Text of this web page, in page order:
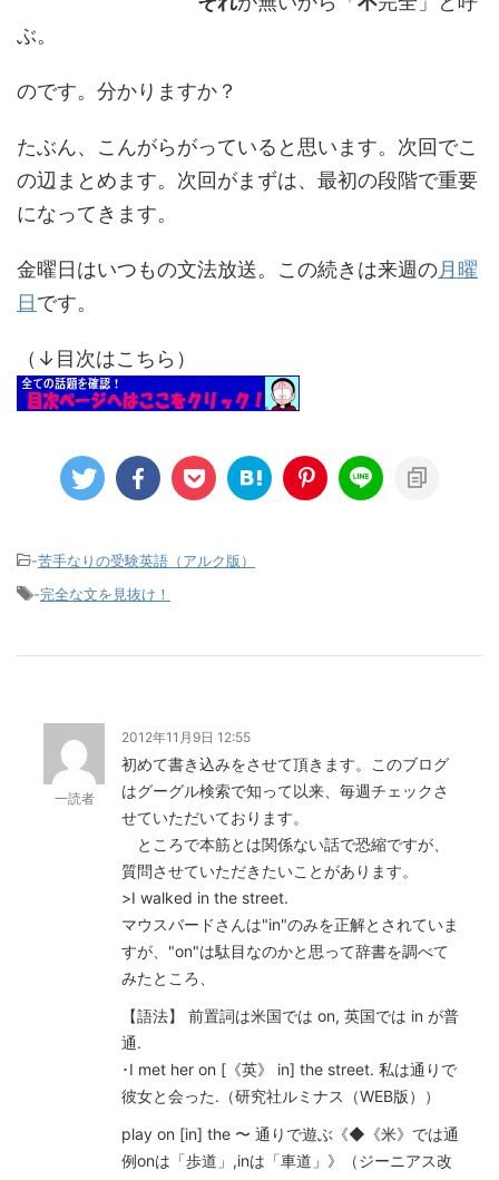
ぶ。
のです。分かりますか？
たぶん、こんがらがっていると思います。次回でこ
の辺まとめます。次回がまずは、最初の段階で重要
になってきます。
金曜日はいつもの文法放送。この続きは来週の月曜
日です。
（↓目次はこちら）
-苦手なりの受験英語（アルク版）
-完全な文を見抜け！
一読者
2012年11月9日 12:55
初めて書き込みをさせて頂きます。このブログ
はグーグル検索で知って以来、毎週チェックさ
せていただいております。
ところで本筋とは関係ない話で恐縮ですが、
質問させていただきたいことがあります。
>I walked in the street.
マウスバードさんは"in"のみを正解とされていま
すが、"on"は駄目なのかと思って辞書を調べて
みたところ、
【語法】 前置詞は米国では on, 英国では in が普
通.
･I met her on [《英》 in] the street. 私は通りで
彼女と会った.（研究社ルミナス（WEB版））
play on [in] the 〜 通りで遊ぶ《◆《米》では通
例onは「歩道」,inは「車道」》（ジーニアス改